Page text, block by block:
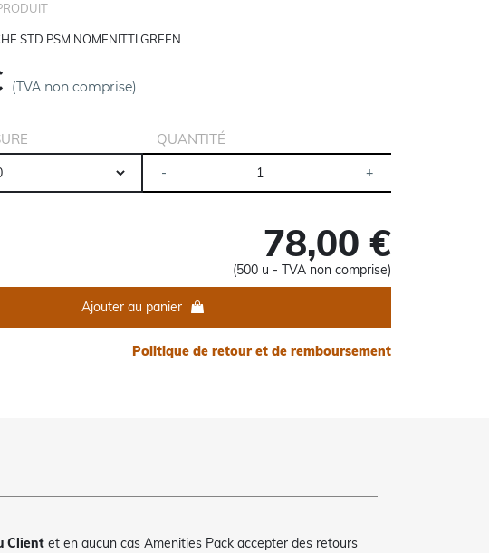
STD PSM NOMENITTI GREEN
(TVA non comprise)
QUANTITÉ
78,00 €
(500 u - TVA non comprise)
Ajouter au panier
Politique de retour et de remboursement
Client et en aucun cas Amenities Pack accepter des retours